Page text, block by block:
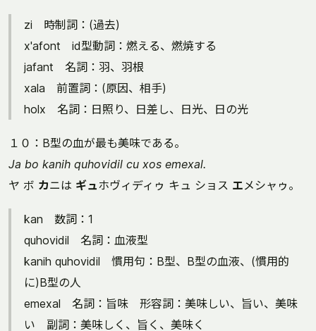
zi 時制詞：(過去)
x'afont id型動詞：燃える、燃焼する
jafant 名詞：羽、羽根
xala 前置詞：(原因、相手)
holx 名詞：日照り、日差し、日光、日の光
１０：B型の血が最も美味である。
Ja bo kanih quhovidil cu xos emexal.
ヤ ボ カニは ギュホヴィディゥ キュ ショス エメシャゥ。
kan 数詞：1
quhovidil 名詞：血液型
kanih quhovidil 慣用句：B型、B型の血液、(慣用的
に)B型の人
emexal 名詞：旨味 形容詞：美味しい、旨い、美味
い 副詞：美味しく、旨く、美味く